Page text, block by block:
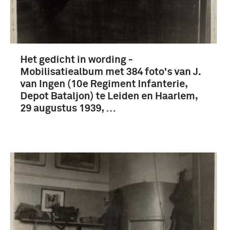
Het gedicht in wording -
Mobilisatiealbum met 384 foto's van J.
van Ingen (10e Regiment Infanterie,
Depot Bataljon) te Leiden en Haarlem,
29 augustus 1939, …